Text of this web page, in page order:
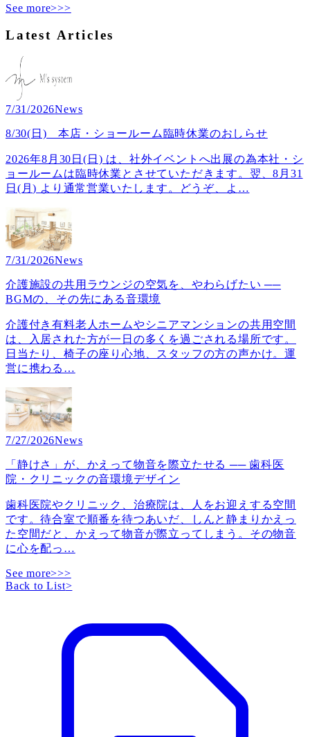
See more>>>
Latest Articles
7/31/2026News
8/30(日) 本店・ショールーム臨時休業のおしらせ
2026年8月30日(日) は、社外イベントへ出展の為本社・シ
ョールームは臨時休業とさせていただきます。翌、8月31
日(月) より通常営業いたします。どうぞ、よ …
7/31/2026News
介護施設の共用ラウンジの空気を、やわらげたい ──
BGMの、その先にある音環境
介護付き有料老人ホームやシニアマンションの共用空間
は、入居された方が一日の多くを過ごされる場所です。
日当たり、椅子の座り心地、スタッフの方の声かけ。運
営に携わる …
7/27/2026News
「静けさ」が、かえって物音を際立たせる ── 歯科医
院・クリニックの音環境デザイン
歯科医院やクリニック、治療院は、人をお迎えする空間
です。待合室で順番を待つあいだ、しんと静まりかえっ
た空間だと、かえって物音が際立ってしまう。その物音
に心を配っ …
See more>>>
Back to List>